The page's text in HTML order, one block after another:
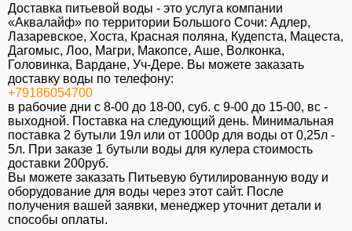
Доставка питьевой воды - это услуга компании
«Аквалайф» по территории Большого Сочи: Адлер,
Лазаревское, Хоста, Красная поляна, Кудепста, Мацеста,
Дагомыс, Лоо, Магри, Макопсе, Аше, Волконка,
Головинка, Вардане, Уч-Дере. Вы можете заказать
доставку воды по телефону:
+79186054700
в рабочие дни с 8-00 до 18-00, суб. c 9-00 до 15-00, вс -
выходной. Поставка на следующий день. Минимальная
поставка 2 бутыли 19л или от 1000р для воды от 0,25л -
5л. При заказе 1 бутыли воды для кулера стоимость
доставки 200руб.
Вы можете заказать Питьевую бутилированную воду и
оборудование для воды через этот сайт. После
получения вашей заявки, менеджер уточнит детали и
способы оплаты.